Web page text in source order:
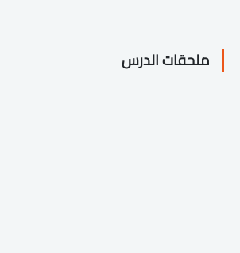
ملحقات الدرس